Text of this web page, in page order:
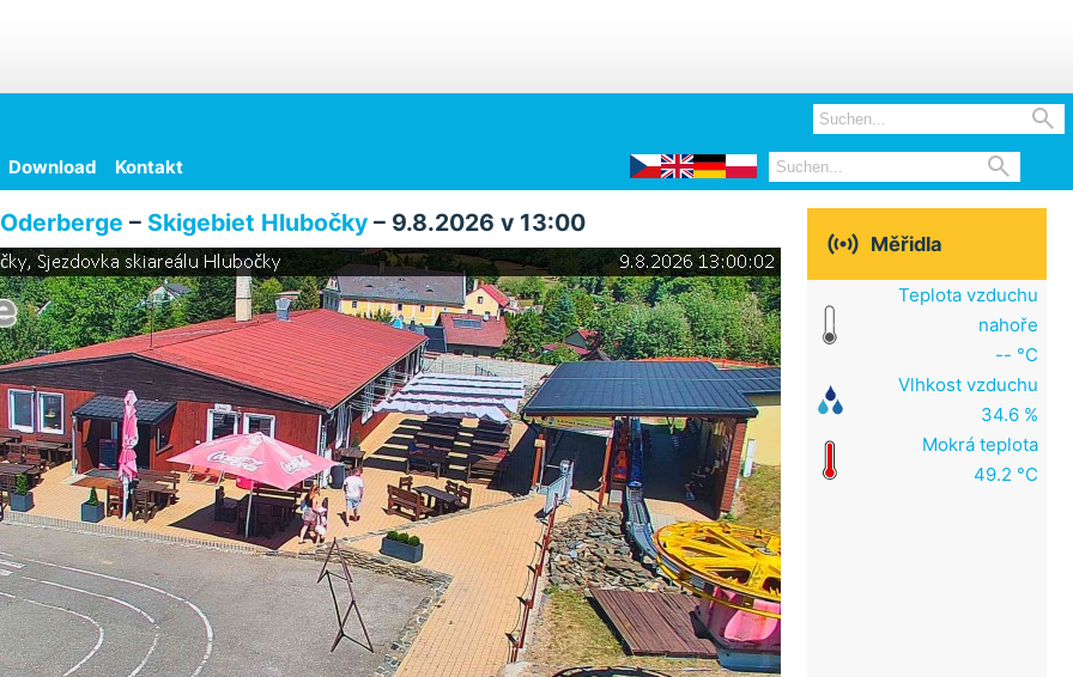

Download Kontakt 
Oderberge – Skigebiet Hlubočky– 9.8.2026 v 13:00  Měřidla
Teplota vzduchu
nahoře
-- °C
Vlhkost vzduchu
34.6 %
Mokrá teplota
49.2 °C